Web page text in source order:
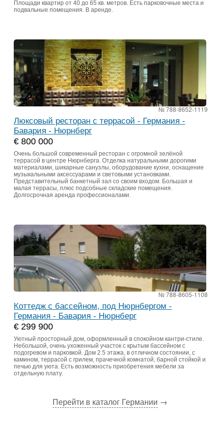
Площади квартир от 40 до 65 кв. метров. Есть парковочные места и
подвальные помещения. В аренде.
№ 788-8652-1119
Люксовый ресторан с террасой - Германия -
Бавария - Нюрнберг
€ 800 000
Очень большой современный ресторан с огромной зелёной
террасой в центре Нюрнберга. Отделка натуральными дорогими
материалами, шикарные санузлы, оборудование кухни, оснащение
музыкальными аксессуарами и световыми установками.
Представительный банкетный зал со своим входом. Большая и
малая террасы, плюс подсобные складские помещения.
Долгосрочная аренда профессионалами.
№ 788-8605-1108
Коттедж с бассейном, под Нюрнбергом -
Германия - Бавария - Нюрнберг
€ 299 900
Уютный просторный дом, оформленный в спокойном кантри-стиле.
Небольшой, очень ухоженный участок с крытым бассейном с
подогревом и парковкой. Дом 2.5 этажа, в отличном состоянии, с
камином, террасой с грилем, прачечной комнатой, барной стойкой и
печью для уюта. Есть возможность приобретения мебели за
отдельную плату.
Перейти в каталог Германии →